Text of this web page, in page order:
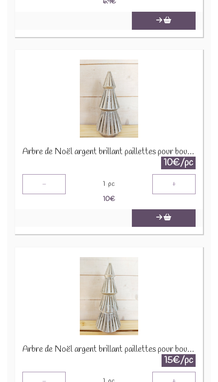
Arbre de Noël argent brillant paillettes pour bougie 1650 A1590
10€/pc
- 1 pc +
10€
Arbre de Noël argent brillant paillettes pour bougie 1650 B 2290
15€/pc